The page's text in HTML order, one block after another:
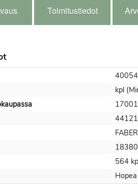
Toimitustiedot
kpl
564
Hopea